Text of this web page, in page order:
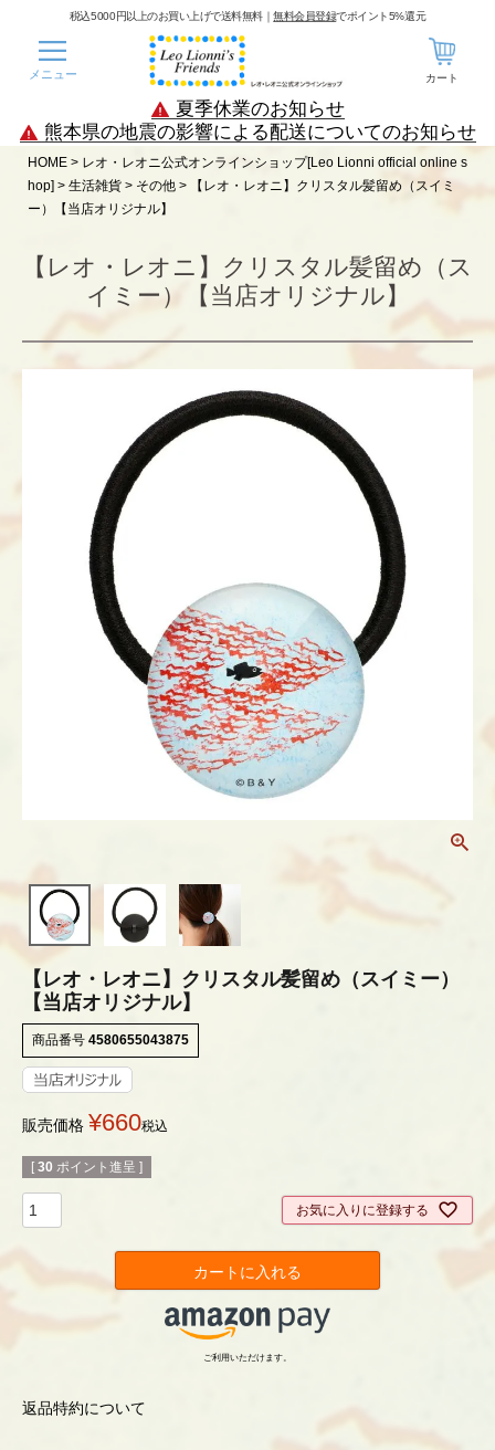
税込5000円以上のお買い上げで送料無料｜無料会員登録でポイント5%還元
メニュー カート
夏季休業のお知らせ
熊本県の地震の影響による配送についてのお知らせ
HOME
レオ・レオニ公式オンラインショップ[Leo Lionni official online s
hop]
生活雑貨 その他
【レオ・レオニ】クリスタル髪留め（スイミ
ー）【当店オリジナル】
【レオ・レオニ】クリスタル髪留め（ス
イミー）【当店オリジナル】
【レオ・レオニ】クリスタル髪留め（スイミー）
【当店オリジナル】
商品番号 4580655043875
販売価格 ¥660税込
[ 30 ポイント進呈 ]
お気に入りに登録する
カートに入れる
ご利用いただけます。
返品特約について